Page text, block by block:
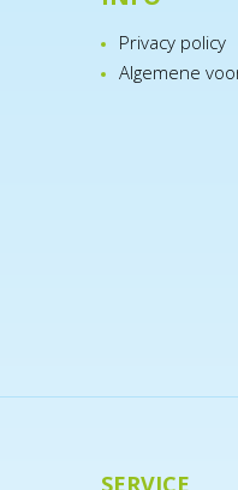
Privacy policy
Algemene
SERVICE